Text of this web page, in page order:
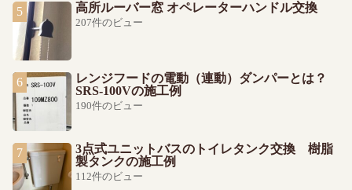
高所ルーバー窓 オペレーターハンドル交換
207件のビュー
レンジフードの電動（連動）ダンパーとは？
SRS-100Vの施工例
190件のビュー
3点式ユニットバスのトイレタンク交換 樹脂
製タンクの施工例
112件のビュー